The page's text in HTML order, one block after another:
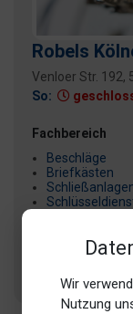
Wir
Nutzung
Robels
Venloer Str. 192,
So:
Fachbereich
Beschläge
Briefkästen
+ 2 weitere